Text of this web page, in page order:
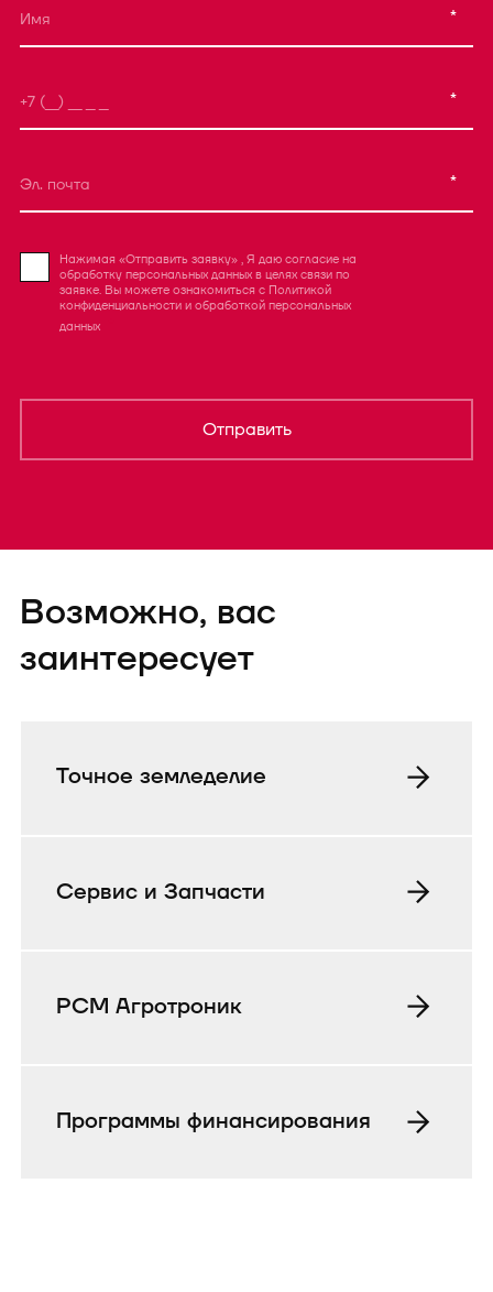
*
*
*
Нажимая «Отправить заявку» , Я даю согласие на
обработку персональных данных в целях связи по
заявке. Вы можете ознакомиться с Политикой
конфиденциальности и обработкой персональных
данных
Отправить
отправленаTEST
Возможно, вас
заинтересует
Точное земледелие
Сервис и Запчасти
РСМ Агротроник
Программы финансирования